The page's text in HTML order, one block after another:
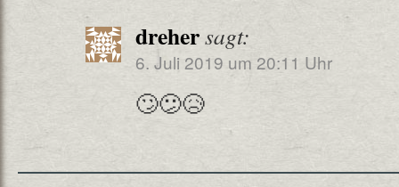
drehersagt:
6. Juli 2019 um 20:11 Uhr
🙄😕😥